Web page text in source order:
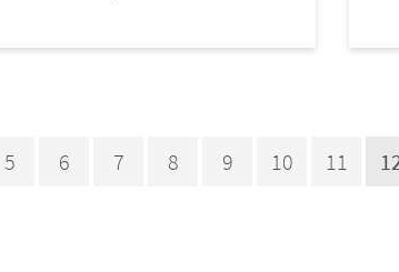
5 6 7 8 9 10 11